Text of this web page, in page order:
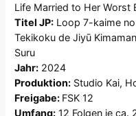
Life Married to Her Worst
Titel JP: Loop 7-kaime
Tekikoku de Jiyū
Suru
Jahr: 2024
Produktion: Studio Kai,
Freigabe: FSK 12
Umfang: 12 Folgen je ca.